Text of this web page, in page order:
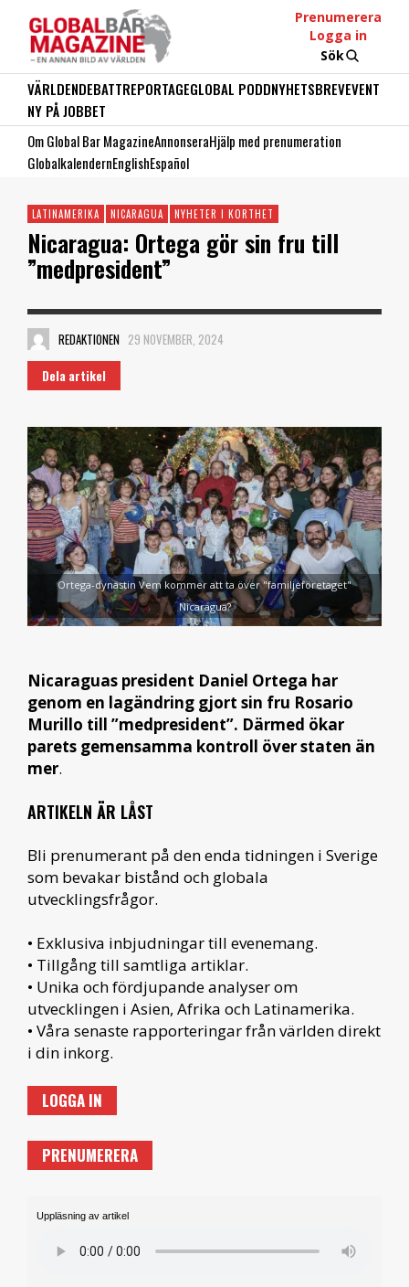
Prenumerera
Logga in
Sök
VÄRLDENDEBATTREPORTAGEGLOBAL PODDNYHETSBREVEVENT
NY PÅ JOBBET
Om Global Bar MagazineAnnonseraHjälp med prenumeration
GlobalkalendernEnglishEspañol
LATINAMERIKA NICARAGUA NYHETER I KORTHET
Nicaragua: Ortega gör sin fru till
”medpresident”
REDAKTIONEN 29 NOVEMBER, 2024
Dela artikel
Ortega-dynastin Vem kommer att ta över "familjeföretaget"
Nicaragua?
Nicaraguas president Daniel Ortega har
genom en lagändring gjort sin fru Rosario
Murillo till ”medpresident”. Därmed ökar
parets gemensamma kontroll över staten än
mer.
ARTIKELN ÄR LÅST
Bli prenumerant på den enda tidningen i Sverige
som bevakar bistånd och globala
utvecklingsfrågor.
• Exklusiva inbjudningar till evenemang.
• Tillgång till samtliga artiklar.
• Unika och fördjupande analyser om
utvecklingen i Asien, Afrika och Latinamerika.
• Våra senaste rapporteringar från världen direkt
i din inkorg.
LOGGA IN
PRENUMERERA
Uppläsning av artikel